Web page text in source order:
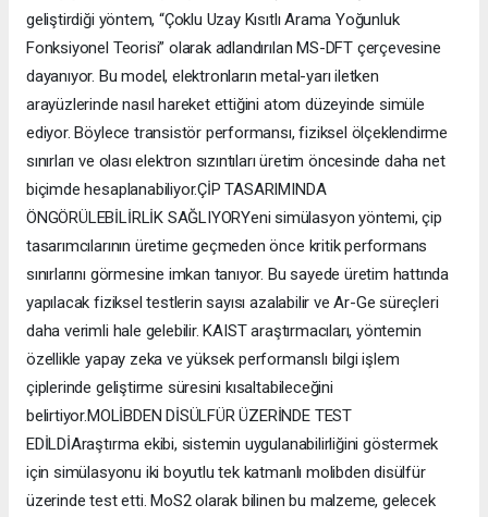
geliştirdiği yöntem, “Çoklu Uzay Kısıtlı Arama Yoğunluk
Fonksiyonel Teorisi” olarak adlandırılan MS-DFT çerçevesine
dayanıyor. Bu model, elektronların metal-yarı iletken
arayüzlerinde nasıl hareket ettiğini atom düzeyinde simüle
ediyor. Böylece transistör performansı, fiziksel ölçeklendirme
sınırları ve olası elektron sızıntıları üretim öncesinde daha net
biçimde hesaplanabiliyor.ÇİP TASARIMINDA
ÖNGÖRÜLEBİLİRLİK SAĞLIYORYeni simülasyon yöntemi, çip
tasarımcılarının üretime geçmeden önce kritik performans
sınırlarını görmesine imkan tanıyor. Bu sayede üretim hattında
yapılacak fiziksel testlerin sayısı azalabilir ve Ar-Ge süreçleri
daha verimli hale gelebilir. KAIST araştırmacıları, yöntemin
özellikle yapay zeka ve yüksek performanslı bilgi işlem
çiplerinde geliştirme süresini kısaltabileceğini
belirtiyor.MOLİBDEN DİSÜLFÜR ÜZERİNDE TEST
EDİLDİAraştırma ekibi, sistemin uygulanabilirliğini göstermek
için simülasyonu iki boyutlu tek katmanlı molibden disülfür
üzerinde test etti. MoS2 olarak bilinen bu malzeme, gelecek